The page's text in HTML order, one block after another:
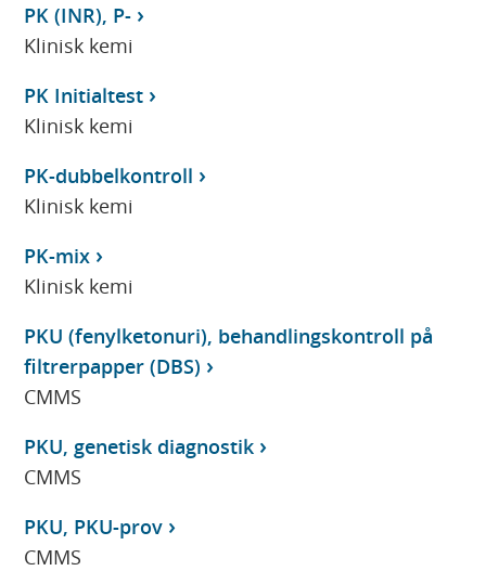
PK (INR), P-
Klinisk kemi
PK Initialtest
Klinisk kemi
PK-dubbelkontroll
Klinisk kemi
PK-mix
Klinisk kemi
PKU (fenylketonuri), behandlingskontroll på
filtrerpapper (DBS)
CMMS
PKU, genetisk diagnostik
CMMS
PKU, PKU-prov
CMMS